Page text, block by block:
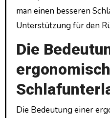
man einen besseren
Unterstützung für den
Die
Die Bedeutung einer